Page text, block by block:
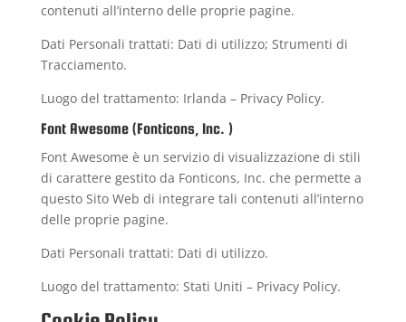
contenuti all’interno delle proprie pagine.
Dati Personali trattati: Dati di utilizzo; Strumenti di
Tracciamento.
Luogo del trattamento: Irlanda – Privacy Policy.
Font Awesome (Fonticons, Inc. )
Font Awesome è un servizio di visualizzazione di stili
di carattere gestito da Fonticons, Inc. che permette a
questo Sito Web di integrare tali contenuti all’interno
delle proprie pagine.
Dati Personali trattati: Dati di utilizzo.
Luogo del trattamento: Stati Uniti – Privacy Policy.